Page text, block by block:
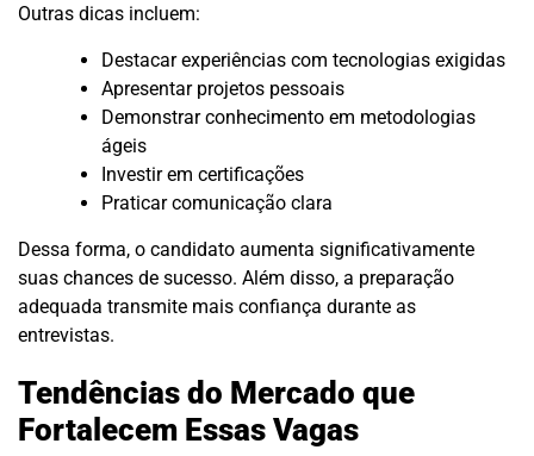
Outras dicas incluem:
Destacar experiências com tecnologias exigidas
Apresentar projetos pessoais
Demonstrar conhecimento em metodologias
ágeis
Investir em certificações
Praticar comunicação clara
Dessa forma, o candidato aumenta significativamente
suas chances de sucesso. Além disso, a preparação
adequada transmite mais confiança durante as
entrevistas.
Tendências do Mercado que
Fortalecem Essas Vagas